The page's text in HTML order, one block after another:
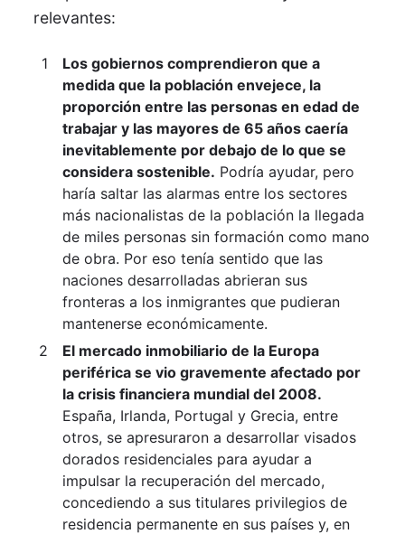
relevantes:
Los gobiernos comprendieron que a
medida que la población envejece, la
proporción entre las personas en edad de
trabajar y las mayores de 65 años caería
inevitablemente por debajo de lo que se
considera sostenible. Podría ayudar, pero
haría saltar las alarmas entre los sectores
más nacionalistas de la población la llegada
de miles personas sin formación como mano
de obra. Por eso tenía sentido que las
naciones desarrolladas abrieran sus
fronteras a los inmigrantes que pudieran
mantenerse económicamente.
El mercado inmobiliario de la Europa
periférica se vio gravemente afectado por
la crisis financiera mundial del 2008.
España, Irlanda, Portugal y Grecia, entre
otros, se apresuraron a desarrollar visados
dorados residenciales para ayudar a
impulsar la recuperación del mercado,
concediendo a sus titulares privilegios de
residencia permanente en sus países y, en